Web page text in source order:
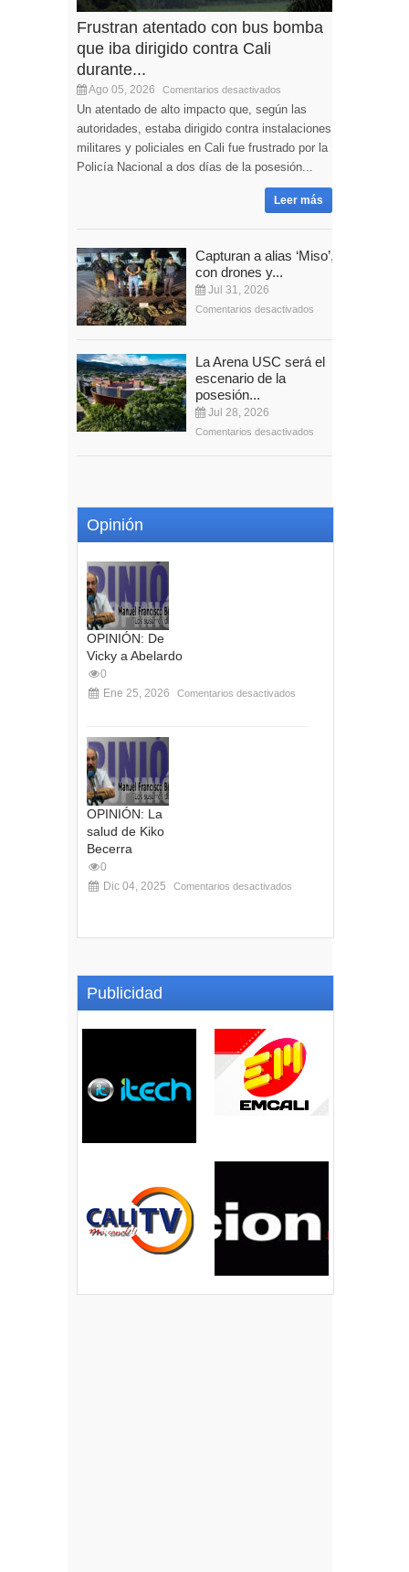
Frustran atentado con bus bomba
que iba dirigido contra Cali
durante...
Ago 05, 2026 Comentarios desactivados
Un atentado de alto impacto que, según las
autoridades, estaba dirigido contra instalaciones
militares y policiales en Cali fue frustrado por la
Policía Nacional a dos días de la posesión...
Leer más
Capturan a alias ‘Miso’,
con drones y...
Jul 31, 2026
Comentarios desactivados
La Arena USC será el
escenario de la
posesión...
Jul 28, 2026
Comentarios desactivados
Opinión
OPINIÓN: De
Vicky a Abelardo
0
Ene 25, 2026
Comentarios desactivados
OPINIÓN: La
salud de Kiko
Becerra
0
Dic 04, 2025
Comentarios desactivados
Publicidad